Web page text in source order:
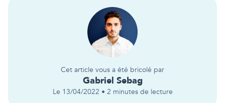
Cet article vous a été bricolé par
Gabriel Sebag
Le 13/04/2022 • 2 minutes de lecture